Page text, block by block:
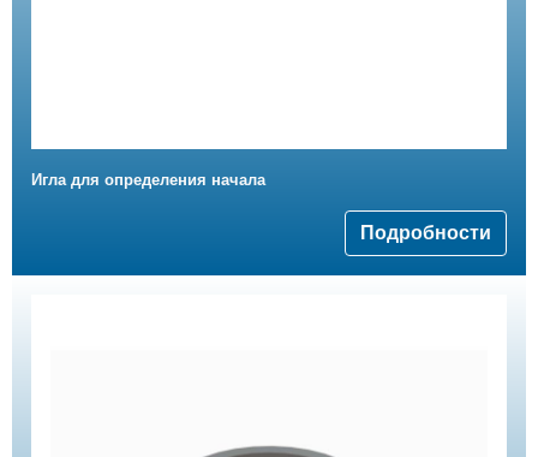
Игла для определения начала
Подробности